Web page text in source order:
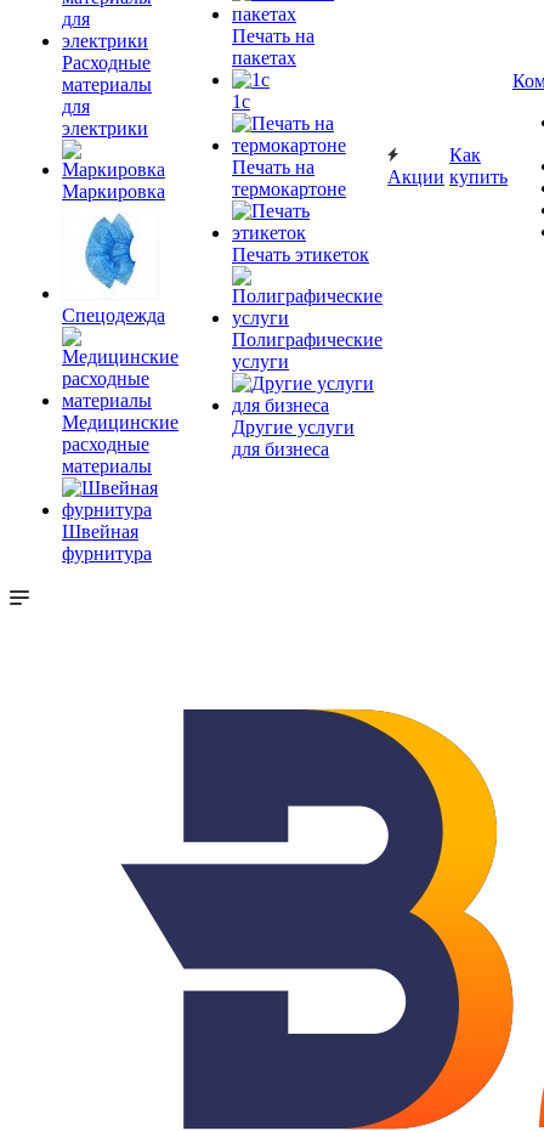
Расходные
материалы
для
электрики
Маркировка
Спецодежда
Медицинские
расходные
материалы
Швейная
фурнитура
Печать на
пакетах
1c
Печать на
термокартоне
Печать этикеток
Полиграфические
услуги
Другие услуги
для бизнеса
Акции
Как
купить